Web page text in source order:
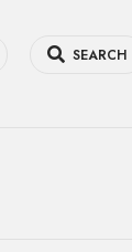
SEARCH